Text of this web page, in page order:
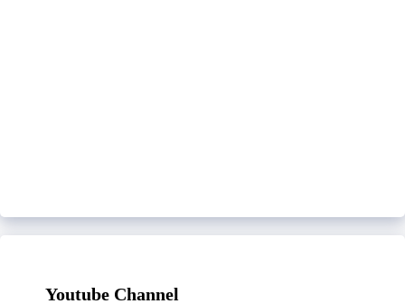
Youtube Channel